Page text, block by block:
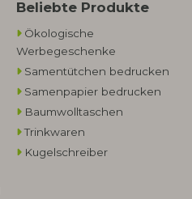
Beliebte Produkte
Ökologische
Werbegeschenke​
Samentütchen bedrucken
Samenpapier bedrucken
Baumwolltaschen​
Trinkwaren
Kugelschreiber